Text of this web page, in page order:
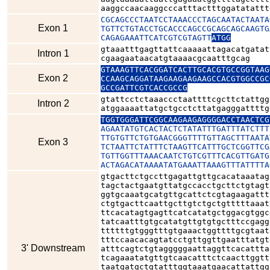
Exon 1
CAGAGAAATTCATCGTCGTAGTTATGG
Intron 1
cgaagaataacatgtaaaacgcaatttgcag
Exon 2
GCCGATTCGTCACCGCCG
Intron 2
Exon 3
3' Downstream